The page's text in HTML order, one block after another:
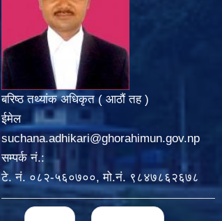
बरिष्ठ तथ्यांक अधिकृत ( आठौं तह )
ईमेल
suchana.adhikari@ghorahimun.gov.np
सम्पर्क नं.:
टे. नं. ०८२-५६०७००, मो.नं. ९८४७८६२६७८
Pages